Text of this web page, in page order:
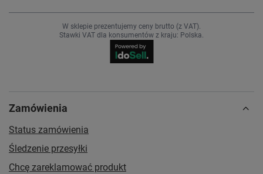
W sklepie prezentujemy ceny brutto (z VAT).
Stawki VAT dla konsumentów z kraju: Polska.
Zamówienia
Status zamówienia
Śledzenie przesyłki
Chcę zareklamować produkt